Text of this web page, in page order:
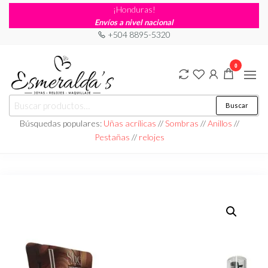
¡Honduras!
Envíos a nivel nacional
+504 8895-5320
Joyería
Esmeraldas
Joyería |
Maquillaje
|
Relojería
Buscar
Búsquedas populares: Uñas acrílicas //Sombras //Anillos //
Pestañas // relojes
0